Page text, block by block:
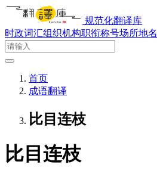
规范化翻译库
时政词汇组织机构职衔称号场所地名
首页
成语翻译
比目连枝
比目连枝